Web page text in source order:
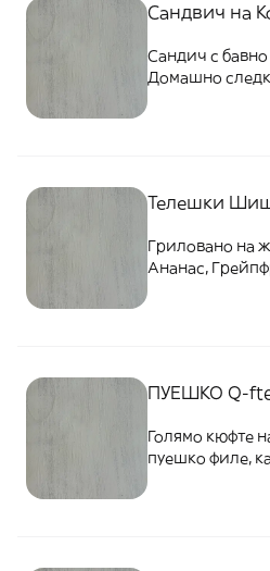
Сандвич на
Сандич с
Домашно
Телешки
Гриловано на
Ананас,
ПУЕШКО Q-
Голямо кюфте
пуешко филе,